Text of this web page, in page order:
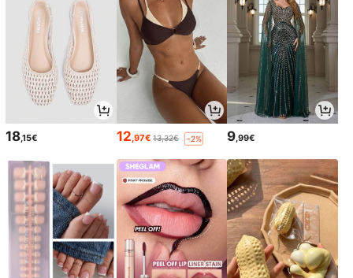
18,15€ 12,97€ 13,32€ -2% 9,99€